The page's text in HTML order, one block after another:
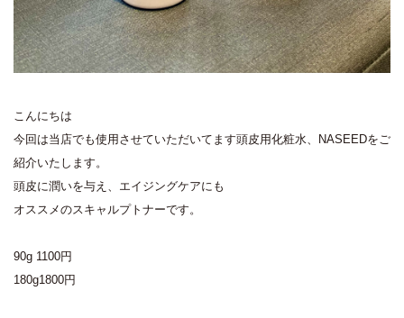
こんにちは
今回は当店でも使用させていただいてます頭皮用化粧水、NASEEDをご
紹介いたします。
頭皮に潤いを与え、エイジングケアにも
オススメのスキャルプトナーです。
90g 1100円
180g1800円